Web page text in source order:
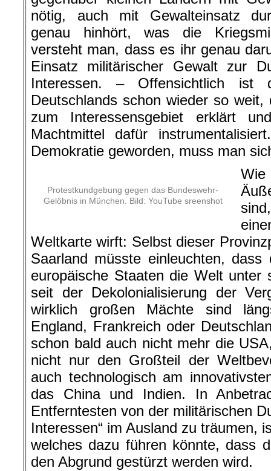
nötig, auch mit Gewalteinsatz
genau hinhört, was die
versteht man, dass es ihr genau
Einsatz militärischer Gewalt zur
Interessen. – Offensichtlich ist
Deutschlands schon wieder so
zum Interessensgebiet erklärt
Machtmittel dafür
Demokratie geworden, muss man
Protestkundgebung gegen das Bundeswehr-
Gelöbnis in München. Bild: YouTube sreenshot
Weltkarte wirft: Selbst dieser
Saarland müsste einleuchten,
europäische Staaten die Welt unter
seit der Dekolonialisierung der
wirklich großen Mächte sind
England, Frankreich oder
schon bald auch nicht mehr die
nicht nur den Großteil der
auch technologisch am
das China und Indien. In
Entferntesten von der militärischen
Interessen“ im Ausland zu träumen,
welches dazu führen könnte, dass
den Abgrund gestürzt werden wird.